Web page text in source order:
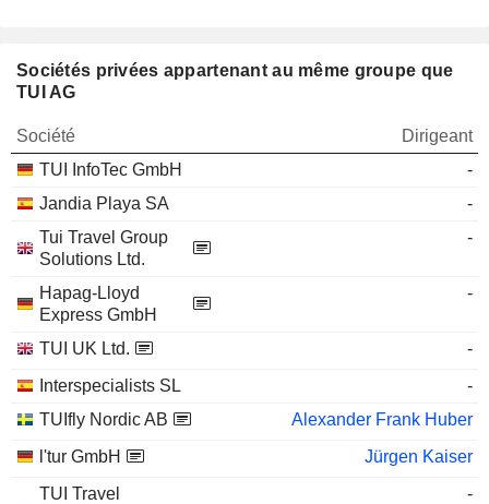
Sociétés privées appartenant au même groupe que
TUI AG
Société
Dirigeant
TUI InfoTec GmbH
-
Jandia Playa SA
-
Tui Travel Group
Solutions Ltd.
-
Hapag-Lloyd
Express GmbH
-
TUI UK Ltd.
-
Interspecialists SL
-
TUIfly Nordic AB
Alexander Frank Huber
l'tur GmbH
Jürgen Kaiser
TUI Travel
-